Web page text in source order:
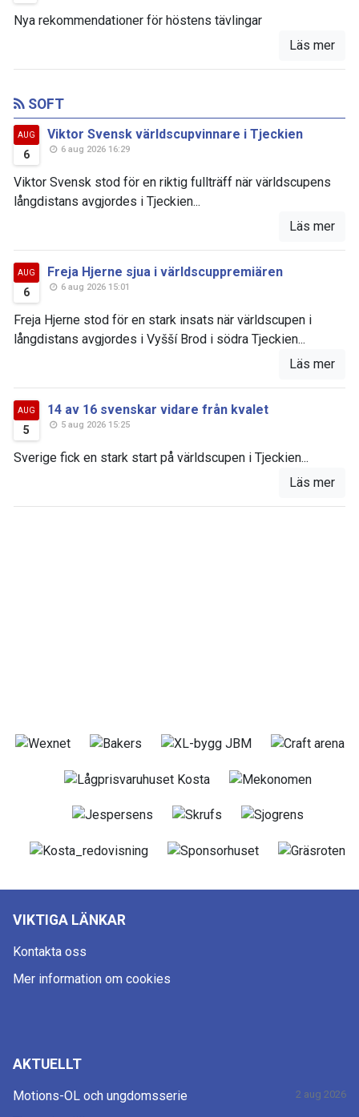
Nya rekommendationer för höstens tävlingar
Läs mer
SOFT
AUG
6
Viktor Svensk världscupvinnare i Tjeckien
6 aug 2026 16:29
Viktor Svensk stod för en riktig fullträff när världscupens
långdistans avgjordes i Tjeckien...
Läs mer
AUG
6
Freja Hjerne sjua i världscuppremiären
6 aug 2026 15:01
Freja Hjerne stod för en stark insats när världscupen i
långdistans avgjordes i Vyšší Brod i södra Tjeckien...
Läs mer
AUG
5
14 av 16 svenskar vidare från kvalet
5 aug 2026 15:25
Sverige fick en stark start på världscupen i Tjeckien...
Läs mer
VIKTIGA LÄNKAR
Kontakta oss
Mer information om cookies
AKTUELLT
Motions-OL och ungdomsserie 2 aug 2026